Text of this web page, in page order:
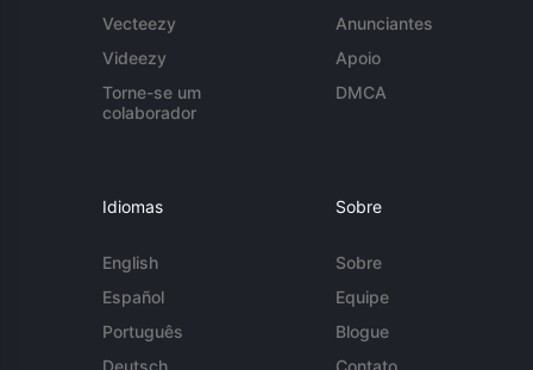
Vecteezy
Videezy
Torne-se um
colaborador
Anunciantes
Apoio
DMCA
Idiomas
English
Español
Português
Deutsch
Sobre
Sobre
Equipe
Blogue
Contato